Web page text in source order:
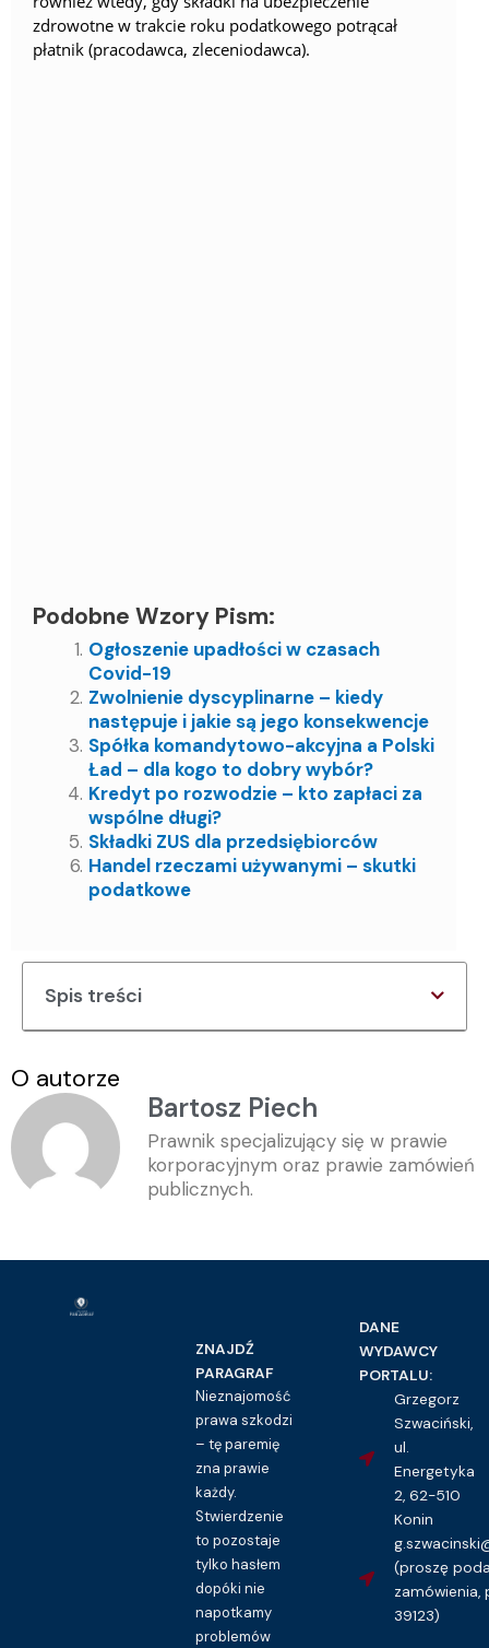
zdrowotne w trakcie roku podatkowego potrącał
płatnik (pracodawca, zleceniodawca).
Podobne Wzory Pism:
Ogłoszenie upadłości w czasach
Covid-19
Zwolnienie dyscyplinarne – kiedy
następuje i jakie są jego konsekwencje
Spółka komandytowo-akcyjna a Polski
Ład – dla kogo to dobry wybór?
Kredyt po rozwodzie – kto zapłaci za
wspólne długi?
Składki ZUS dla przedsiębiorców
Handel rzeczami używanymi – skutki
podatkowe
Spis treści
O autorze
Bartosz Piech
Prawnik specjalizujący się w prawie
korporacyjnym oraz prawie zamówień
publicznych.
ZNAJDŹ
PARAGRAF
Nieznajomość
prawa szkodzi
– tę paremię
zna prawie
każdy.
Stwierdzenie
to pozostaje
tylko hasłem
dopóki nie
napotkamy
problemów
DANE
WYDAWCY
PORTALU:
Grzegorz
Szwaciński,
ul.
Energetyka
2, 62-510
Konin
(proszę
zamówienia,
39123)